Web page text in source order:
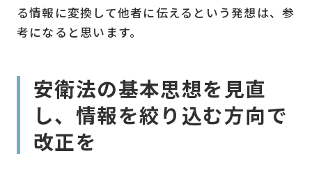
る情報に変換して他者に伝えるという発想は、参
考になると思います。
安衛法の基本思想を見直
し、情報を絞り込む方向で
改正を